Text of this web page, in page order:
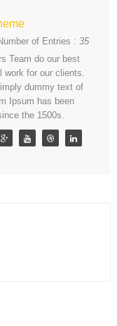
of Entries :35
Team do our best
work for our clients.
dummy text of
Ipsum has been
the 1500s.